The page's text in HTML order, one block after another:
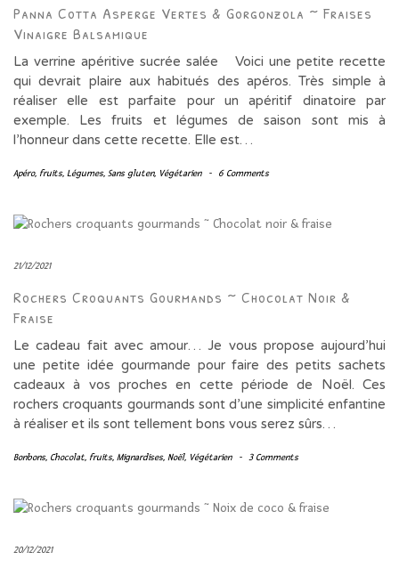
Panna Cotta Asperge Vertes & Gorgonzola ~ Fraises
Vinaigre Balsamique
La verrine apéritive sucrée salée Voici une petite recette
qui devrait plaire aux habitués des apéros. Très simple à
réaliser elle est parfaite pour un apéritif dinatoire par
exemple. Les fruits et légumes de saison sont mis à
l’honneur dans cette recette. Elle est…
Apéro, fruits, Légumes, Sans gluten, Végétarien - 6 Comments
21/12/2021
Rochers Croquants Gourmands ~ Chocolat Noir &
Fraise
Le cadeau fait avec amour… Je vous propose aujourd’hui
une petite idée gourmande pour faire des petits sachets
cadeaux à vos proches en cette période de Noël. Ces
rochers croquants gourmands sont d’une simplicité enfantine
à réaliser et ils sont tellement bons vous serez sûrs…
Bonbons, Chocolat, fruits, Mignardises, Noël, Végétarien - 3 Comments
20/12/2021